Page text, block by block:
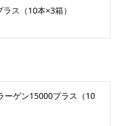
ス（10本×3箱）
ーゲン15000プラス（10